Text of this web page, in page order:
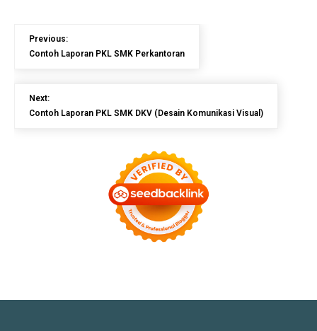
Previous:
Contoh Laporan PKL SMK Perkantoran
Next:
Contoh Laporan PKL SMK DKV (Desain Komunikasi Visual)